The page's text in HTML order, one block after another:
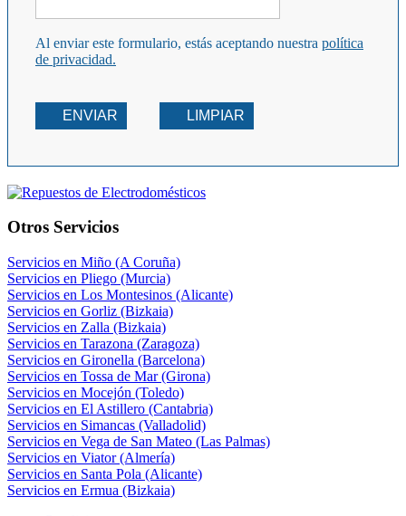
Al enviar este formulario, estás aceptando nuestra política
de privacidad.
ENVIAR LIMPIAR
Otros Servicios
Servicios en Miño (A Coruña)
Servicios en Pliego (Murcia)
Servicios en Los Montesinos (Alicante)
Servicios en Gorliz (Bizkaia)
Servicios en Zalla (Bizkaia)
Servicios en Tarazona (Zaragoza)
Servicios en Gironella (Barcelona)
Servicios en Tossa de Mar (Girona)
Servicios en Mocejón (Toledo)
Servicios en El Astillero (Cantabria)
Servicios en Simancas (Valladolid)
Servicios en Vega de San Mateo (Las Palmas)
Servicios en Viator (Almería)
Servicios en Santa Pola (Alicante)
Servicios en Ermua (Bizkaia)